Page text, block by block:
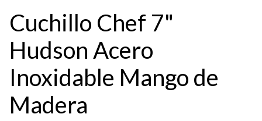
Cuchillo Chef 7"
Hudson Acero
Inoxidable Mango de
Madera